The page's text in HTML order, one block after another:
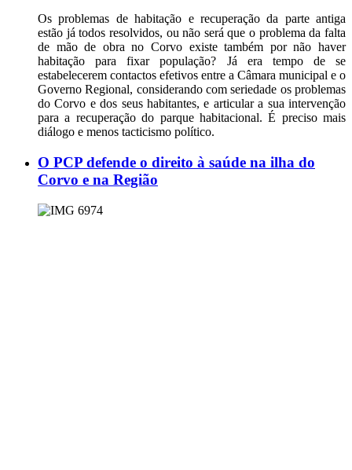
Os problemas de habitação e recuperação da parte antiga
estão já todos resolvidos, ou não será que o problema da falta
de mão de obra no Corvo existe também por não haver
habitação para fixar população? Já era tempo de se
estabelecerem contactos efetivos entre a Câmara municipal e o
Governo Regional, considerando com seriedade os problemas
do Corvo e dos seus habitantes, e articular a sua intervenção
para a recuperação do parque habitacional. É preciso mais
diálogo e menos tacticismo político.
O PCP defende o direito à saúde na ilha do
Corvo e na Região